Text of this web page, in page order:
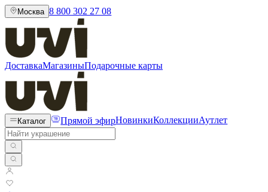
Москва 8 800 302 27 08
ДоставкаМагазиныПодарочные карты
Каталог Прямой эфирНовинкиКоллекцииАутлет